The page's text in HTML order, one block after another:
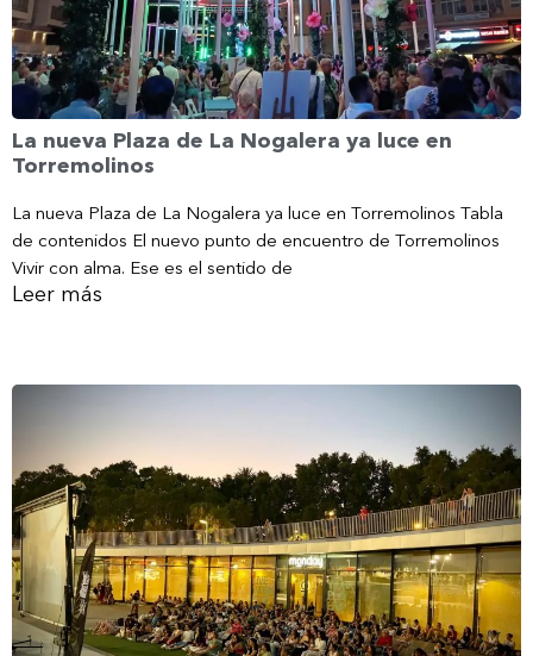
La nueva Plaza de La Nogalera ya luce en
Torremolinos
La nueva Plaza de La Nogalera ya luce en Torremolinos Tabla
de contenidos El nuevo punto de encuentro de Torremolinos
Vivir con alma. Ese es el sentido de
Leer más